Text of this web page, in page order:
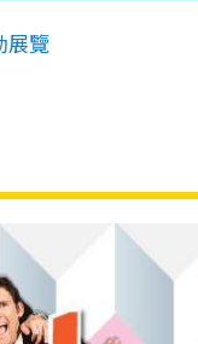
展覽